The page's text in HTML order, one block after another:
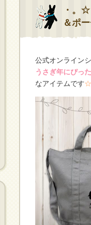
・。
＆ポ
公式オンライン
うさぎ年にぴっ
なアイテムです☆